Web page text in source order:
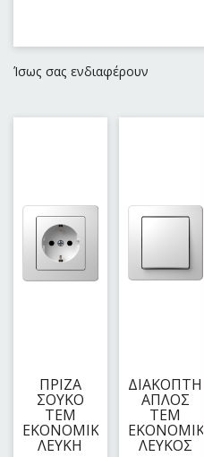
Ίσως σας ενδιαφέρουν
ΠΡΙΖΑ
ΣΟΥΚΟ
ΤΕΜ
ΕΚΟΝΟΜΙΚ
ΛΕΥΚΗ
ΔΙΑΚΟΠΤΗΣ
ΑΠΛΟΣ
ΤΕΜ
ΕΚΟΝΟΜΙΚ
ΛΕΥΚΟΣ